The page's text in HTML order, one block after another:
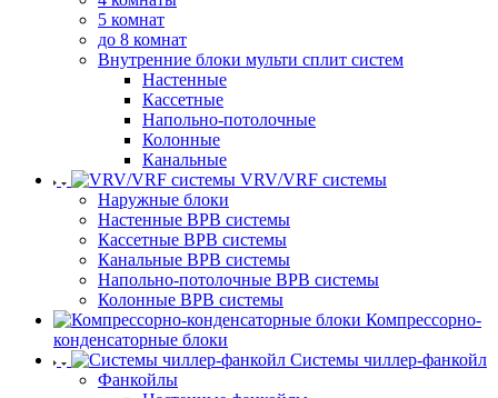
5 комнат
до 8 комнат
Внутренние блоки мульти сплит систем
Настенные
Кассетные
Напольно-потолочные
Колонные
Канальные
VRV/VRF системы
Наружные блоки
Настенные ВРВ системы
Кассетные ВРВ системы
Канальные ВРВ системы
Напольно-потолочные ВРВ системы
Колонные ВРВ системы
Компрессорно-
конденсаторные блоки
Системы чиллер-фанкойл
Фанкойлы